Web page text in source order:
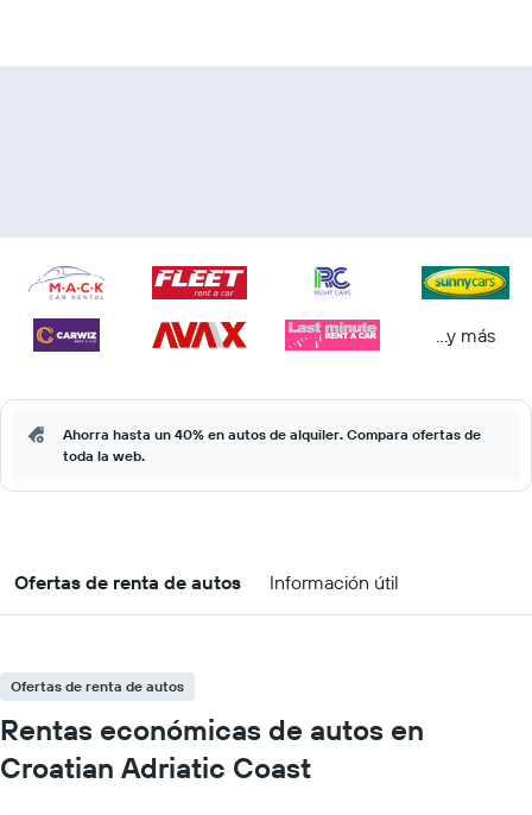
...y más
Ahorra hasta un 40% en autos de alquiler. Compara ofertas de
toda la web.
Ofertas de renta de autos Información útil
Ofertas de renta de autos
Rentas económicas de autos en
Croatian Adriatic Coast